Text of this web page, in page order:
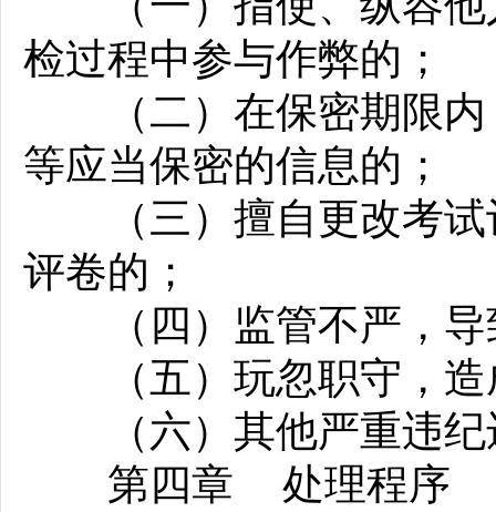
检过程中参与作弊的；
（二）在保密期限内
等应当保密的信息的；
（三）擅自更改考试
评卷的；
（四）监管不严，导
（五）玩忽职守，造
（六）其他严重违纪
第四章 处理程序